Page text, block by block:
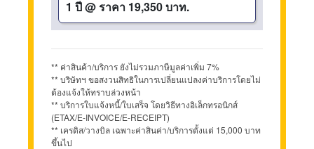
1 ปี@ ราคา 19,350 บาท.
** ค่าสินค้า/บริการ ยังไม่รวมภาษีมูลค่าเพิ่ม 7%
** บริษัทฯ ขอสงวนสิทธิในการเปลี่ยนแปลงค่าบริการโดยไม่
ต้องแจ้งให้ทราบล่วงหน้า
** บริการใบแจ้งหนี้/ใบเสร็จ โดยวิธีทางอิเล็กทรอนิกส์
(ETAX/E-INVOICE/E-RECEIPT)
** เครดิส/วางบิล เฉพาะค่าสินค่า/บริการตั้งแต่ 15,000 บาท
ขึ้นไป